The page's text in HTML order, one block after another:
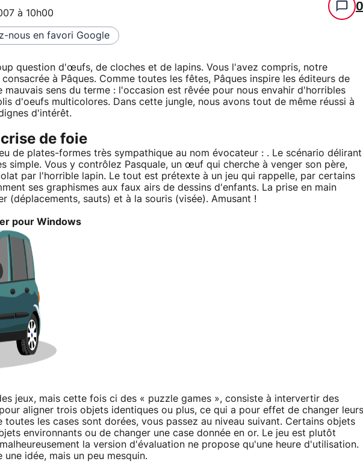
à 10h00 0
nous en favori Google
question d'œufs, de cloches et de lapins. Vous l'avez compris, notre
à Pâques. Comme toutes les fêtes, Pâques inspire les éditeurs de
mauvais sens du terme : l'occasion est rêvée pour nous envahir d'horribles
d'oeufs multicolores. Dans cette jungle, nous avons tout de même réussi à
d'intérêt.
de foie
de plates-formes très sympathique au nom évocateur : . Le scénario délirant
simple. Vous y contrôlez Pasquale, un œuf qui cherche à venger son père,
par l'horrible lapin. Le tout est prétexte à un jeu qui rappelle, par certains
ses graphismes aux faux airs de dessins d'enfants. La prise en main
(déplacements, sauts) et à la souris (visée). Amusant !
pour Windows
jeux, mais cette fois ci des « puzzle games », consiste à intervertir des
aligner trois objets identiques ou plus, ce qui a pour effet de changer leurs
toutes les cases sont dorées, vous passez au niveau suivant. Certains objets
environnants ou de changer une case donnée en or. Le jeu est plutôt
la version d'évaluation ne propose qu'une heure d'utilisation.
idée, mais un peu mesquin.